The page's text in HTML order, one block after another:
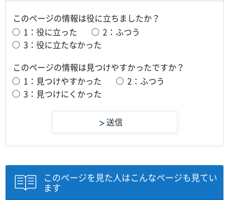
このページの情報は役に立ちましたか？
1：役に立った
2：ふつう
3：役に立たなかった
このページの情報は見つけやすかったですか？
1：見つけやすかった
2：ふつう
3：見つけにくかった
このページを見た人はこんなページも見てい
ます